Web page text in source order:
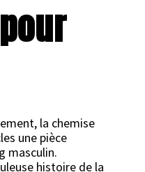
la chemise
une pièce
masculin.
histoire de la